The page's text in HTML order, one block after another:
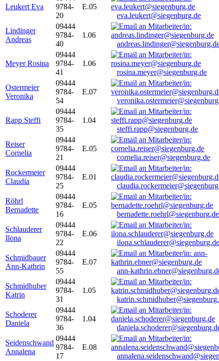
Leukert Eva
9784-
20
E.05
eva.leukert@siegenburg.de
Lindinger
Andreas
09444
9784-
40
1.06
Meyer Rosina
09444
9784-
41
1.06
rosina.meyer@siegenburg.de
Ostermeier
Veronika
09444
9784-
54
E.07
Rapp Steffi
09444
9784-
35
1.04
steffi.rapp@siegenburg.de
Reiser
Cornelia
09444
9784-
21
E.05
cornelia.reiser@siegenburg.de
Rockermeier
Claudia
09444
9784-
25
E.01
Röhrl
Bernadette
09444
9784-
16
E.05
bernadette.roehrl@siegenburg.de
Schlauderer
Ilona
09444
9784-
22
E.06
ilona.schlauderer@siegenburg.de
Schmidbauer
Ann-Kathrin
09444
9784-
55
E.07
ann-
Schmidhuber
Katrin
09444
9784-
31
1.05
Schoderer
Daniela
09444
9784-
36
1.04
Seidenschwand
Annalena
09444
9784-
17
E.08